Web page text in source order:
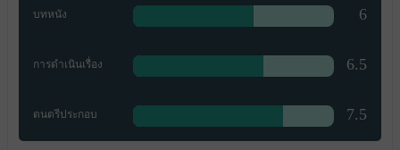
บทหนัง 6
การดำเนินเรื่อง 6.5
ดนตรีประกอบ 7.5